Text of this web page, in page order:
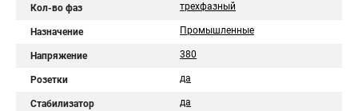
Кол-во фаз трехфазный
Назначение Промышленные
Напряжение 380
Розетки да
Стабилизатор да